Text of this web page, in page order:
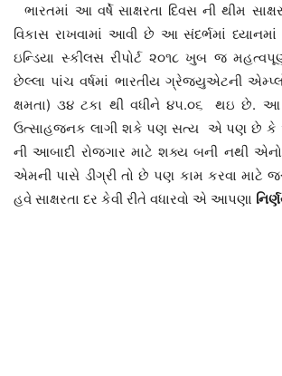
ભારતમાં આ વર્ષે સાક્ષરતા દિવસ ની થીમ
વિકાસ રાખવામાં આવી છે આ સંદર્ભમાં
ઇન્ડિયા સ્કીલસ રીપોર્ટ ૨૦૧૮ ખુબ જ
છેલ્લા પાંચ વર્ષમાં ભારતીય ગ્રેજ્યુએટની
ક્ષમતા) ૩૪ ટકા થી વધીને ૪૫.૦૬ થઇ છે.
ઉત્સાહજનક લાગી શકે પણ સત્ય એ પણ છે કે
ની આબાદી રોજગાર માટે શક્ય બની નથી
એમની પાસે ડીગ્રી તો છે પણ કામ કરવા માટે
હવે સાક્ષરતા દર કેવી રીતે વધારવો એ આપણા